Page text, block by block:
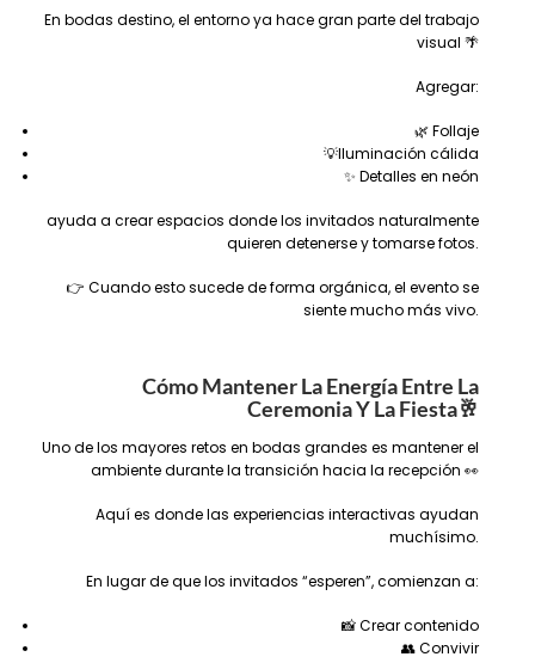
En bodas destino, el entorno ya hace gran parte del trabajo
visual 🌴
Agregar:
🌿 Follaje
💡Iluminación cálida
✨ Detalles en neón
ayuda a crear espacios donde los invitados naturalmente
quieren detenerse y tomarse fotos.
👉 Cuando esto sucede de forma orgánica, el evento se
siente mucho más vivo.
Cómo Mantener La Energía Entre La
Ceremonia Y La Fiesta🥂
Uno de los mayores retos en bodas grandes es mantener el
ambiente durante la transición hacia la recepción 👀
Aquí es donde las experiencias interactivas ayudan
muchísimo.
En lugar de que los invitados “esperen”, comienzan a:
📸 Crear contenido
👥 Convivir